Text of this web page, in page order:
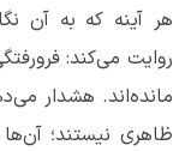
هر آینه که به آن
روایت می‌کند:
مانده‌اند. هشدار
ظاهری نیستند؛